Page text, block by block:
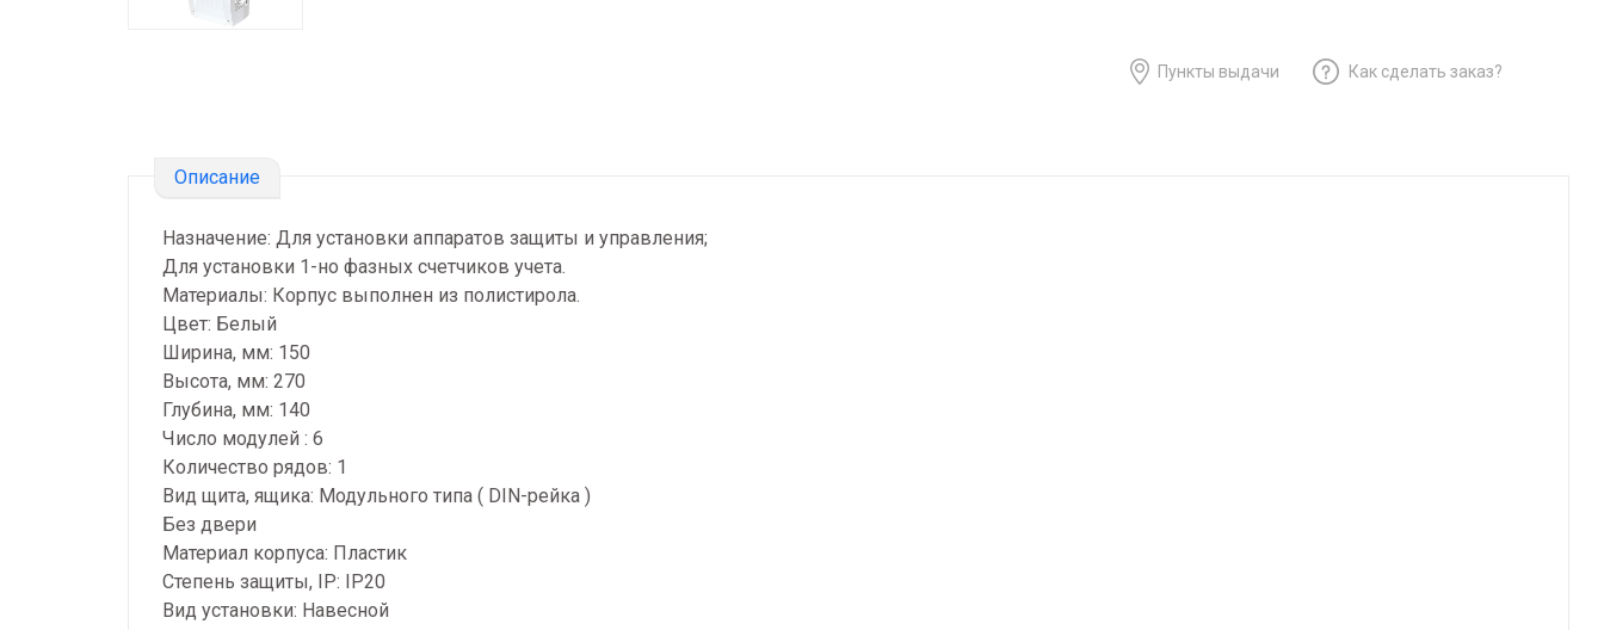
Пункты выдачи Как сделать заказ?
Описание
Назначение: Для установки аппаратов защиты и управления;
Для установки 1-но фазных счетчиков учета.
Материалы: Корпус выполнен из полистирола.
Цвет: Белый
Ширина, мм: 150
Высота, мм: 270
Глубина, мм: 140
Число модулей : 6
Количество рядов: 1
Вид щита, ящика: Модульного типа ( DIN-рейка )
Без двери
Материал корпуса: Пластик
Степень защиты, IP: IP20
Вид установки: Навесной